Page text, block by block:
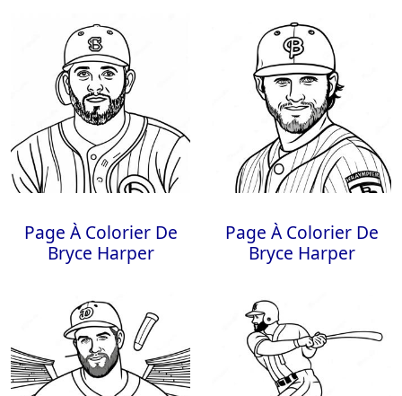
Page À Colorier De
Bryce Harper
Page À Colorier De
Bryce Harper